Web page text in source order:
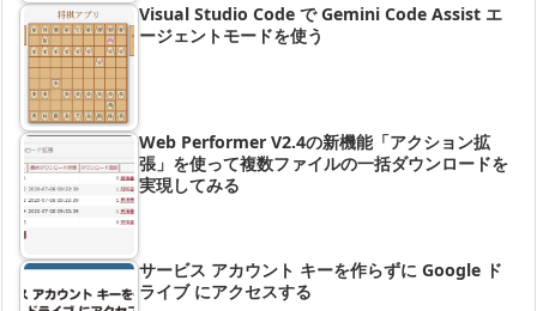
Visual Studio Code で Gemini Code Assist エ
ージェントモードを使う
Web Performer V2.4の新機能「アクション拡
張」を使って複数ファイルの一括ダウンロードを
実現してみる
サービス アカウント キーを作らずに Google ド
ライブ にアクセスする